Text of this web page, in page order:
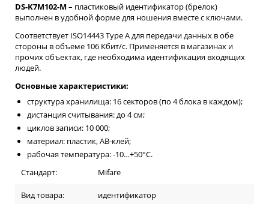
DS-K7M102-M– пластиковый идентификатор (брелок)
выполнен в удобной форме для ношения вместе с ключами.
Соответствует ISO14443 Type A для передачи данных в обе
стороны в объеме 106 Кбит/с. Применяется в магазинах и
прочих объектах, где необходима идентификация входящих
людей.
Основные характеристики:
структура хранилища: 16 секторов (по 4 блока в каждом);
дистанция считывания: до 4 см;
циклов записи: 10 000;
материал: пластик, АВ-клей;
рабочая температура: -10…+50°С.
Стандарт:
Mifare
Вид товара: идентификатор